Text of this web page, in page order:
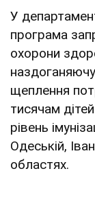
У
програма
охорони
щеплення
тисячам
рівень
Одеській,
областях.